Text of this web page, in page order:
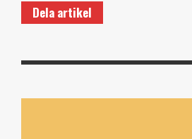
Dela artikel